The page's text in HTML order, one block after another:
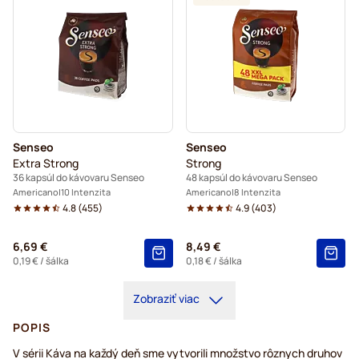
Senseo
Extra Strong
36 kapsúl do kávovaru Senseo
Americano 10 Intenzita
4.8(455)
6,69 €
0,19 €/ šálka
Senseo
Strong
48 kapsúl do kávovaru Senseo
Americano 8 Intenzita
4.9(403)
8,49 €
0,18 €/ šálka
Zobraziť viac
POPIS
V sérii Káva na každý deň sme vytvorili množstvo rôznych druhov